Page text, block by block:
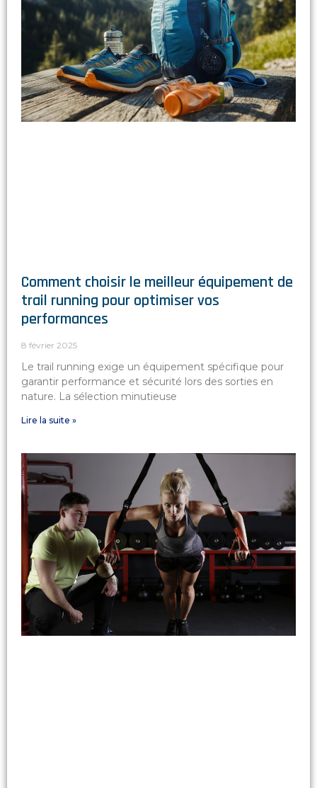
Comment choisir le meilleur équipement de
trail running pour optimiser vos
performances
8 février 2025
Le trail running exige un équipement spécifique pour
garantir performance et sécurité lors des sorties en
nature. La sélection minutieuse
Lire la suite »